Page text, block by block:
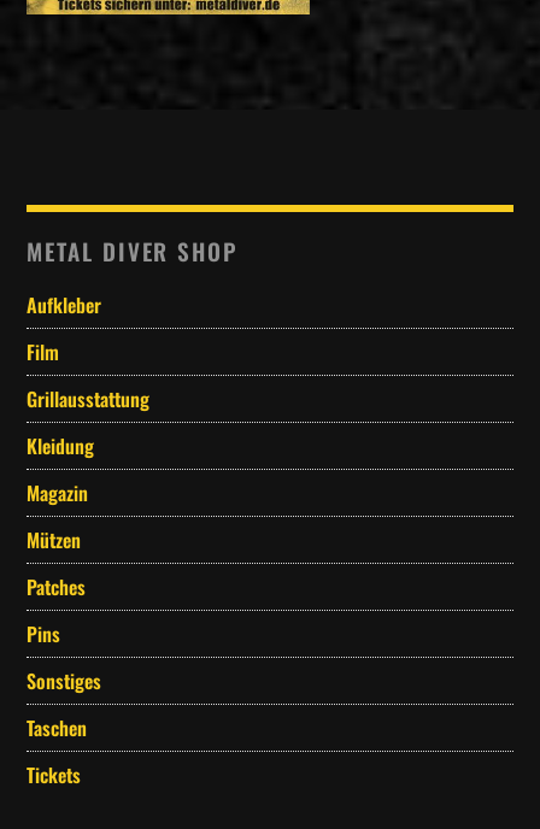
METAL DIVER SHOP
Aufkleber
Film
Grillausstattung
Kleidung
Magazin
Mützen
Patches
Pins
Sonstiges
Taschen
Tickets